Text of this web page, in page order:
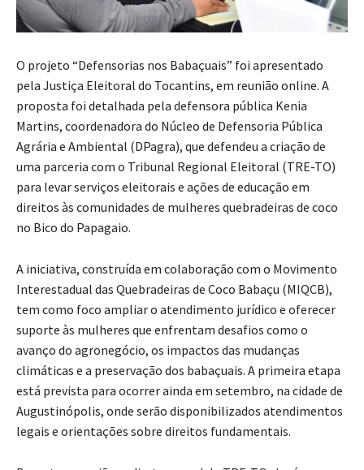
O projeto “Defensorias nos Babaçuais” foi apresentado
pela Justiça Eleitoral do Tocantins, em reunião online. A
proposta foi detalhada pela defensora pública Kenia
Martins, coordenadora do Núcleo de Defensoria Pública
Agrária e Ambiental (DPagra), que defendeu a criação de
uma parceria com o Tribunal Regional Eleitoral (TRE-TO)
para levar serviços eleitorais e ações de educação em
direitos às comunidades de mulheres quebradeiras de coco
no Bico do Papagaio.
A iniciativa, construída em colaboração com o Movimento
Interestadual das Quebradeiras de Coco Babaçu (MIQCB),
tem como foco ampliar o atendimento jurídico e oferecer
suporte às mulheres que enfrentam desafios como o
avanço do agronegócio, os impactos das mudanças
climáticas e a preservação dos babaçuais. A primeira etapa
está prevista para ocorrer ainda em setembro, na cidade de
Augustinópolis, onde serão disponibilizados atendimentos
legais e orientações sobre direitos fundamentais.